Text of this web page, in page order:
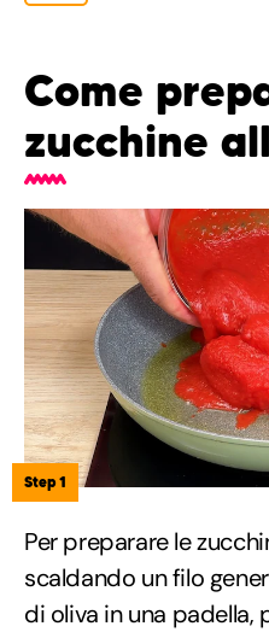
Come
zucchine
Step 1
Per preparare le
scaldando un filo
di oliva in una padella,